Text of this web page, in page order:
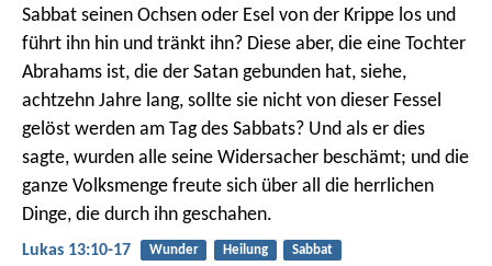
Sabbat seinen Ochsen oder Esel von der Krippe los und
führt ihn hin und tränkt ihn? Diese aber, die eine Tochter
Abrahams ist, die der Satan gebunden hat, siehe,
achtzehn Jahre lang, sollte sie nicht von dieser Fessel
gelöst werden am Tag des Sabbats? Und als er dies
sagte, wurden alle seine Widersacher beschämt; und die
ganze Volksmenge freute sich über all die herrlichen
Dinge, die durch ihn geschahen.
Lukas 13:10-17 Wunder Heilung Sabbat